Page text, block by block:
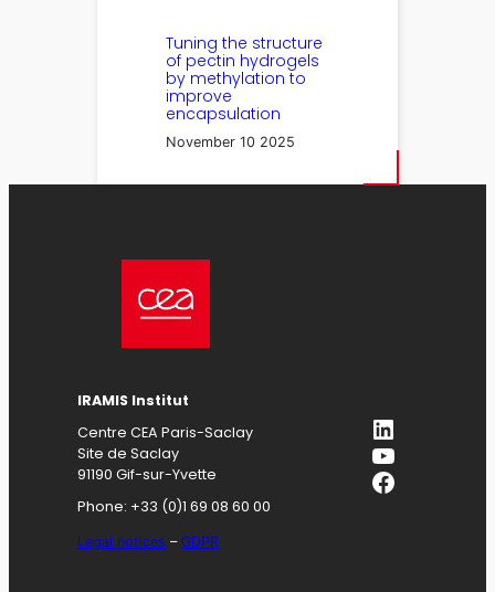
Tuning the structure
of pectin hydrogels
by methylation to
improve
encapsulation
November 10 2025
IRAMIS Institut
Centre CEA Paris-Saclay
Site de Saclay
91190 Gif-sur-Yvette
Phone: +33 (0)1 69 08 60 00
Legal notices –GDPR
LinkedIn
YouTube
Facebook